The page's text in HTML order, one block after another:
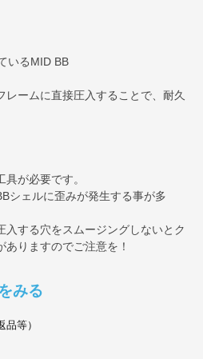
いるMID BB
ームに直接圧入することで、耐久
が必要です。
シェルに歪みが発生する事が多
入する穴をスムージングしないとク
りますのでご注意を！
みる
等）